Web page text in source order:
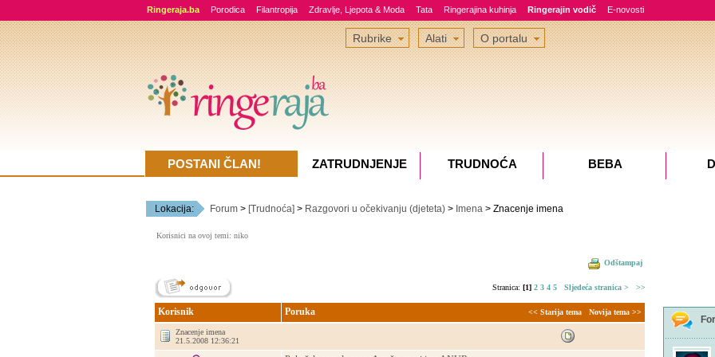
Ringeraja.ba Porodica Filantropija Zdravlje, Ljepota & Moda Tata Ringerajina kuhinja Ringerajin vodič E-novosti
Lokacija: Forum> [Trudnoća] > Razgovori u očekivanju (djeteta)> Imena> Znacenje imena
Korisnici na ovoj temi: niko
Odštampaj
Stranica: [1] 2 3 4 5 Sljedeća stranica > >>
Korisnik Poruka << Starija tema Novija tema >>
Znacenje imena
21.5.2008 12:36:21
Rubrike Alati O portalu
POSTANI ČLAN! ZATRUDNJENJE TRUDNOĆA BEBA